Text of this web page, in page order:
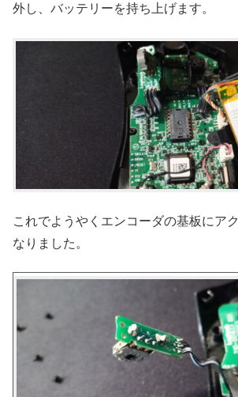
外し、バッテリーを持ち上げます。
これでようやくエンコーダの基板にア
なりました。